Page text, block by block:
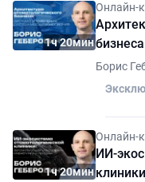
1ч 20мин
Онлайн-
Борис
1ч 20мин
Онлайн-
ИИ-